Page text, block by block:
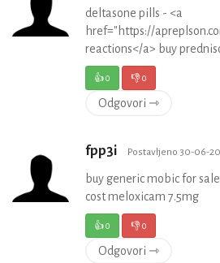
deltasone pills - <a
href="https://
reactions</a> buy
👍0 👎0
Odgovori ⇾
fpp3i Postavljeno 30-06-
buy generic mobic for
cost meloxicam 7.5mg
👍0 👎0
Odgovori ⇾